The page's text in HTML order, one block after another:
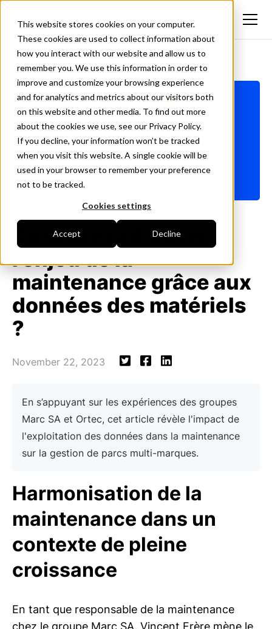
This website stores cookies on your computer.
These cookies are used to collect information about
how you interact with our website and allow us to
remember you. We use this information in order to
improve and customize your browsing experience
and for analytics and metrics about our visitors both
on this website and other media. To find out more
about the cookies we use, see our Privacy Policy.
If you decline, your information won’t be tracked
when you visit this website. A single cookie will be
used in your browser to remember your preference
not to be tracked.
Cookies settings
Accept Decline
<- Retour
Comment adresser
l’enjeu de la
maintenance grâce aux
données des matériels
?
November 22, 2023
En s’appuyant sur les expériences des groupes
Marc SA et Ortec, cet article révèle l'impact de
l'exploitation des données dans la maintenance
sur la gestion de parcs multi-marques.
Harmonisation de la
maintenance dans un
contexte de pleine
croissance
En tant que responsable de la maintenance
chez le groupe Marc SA, Vincent Frère mène le